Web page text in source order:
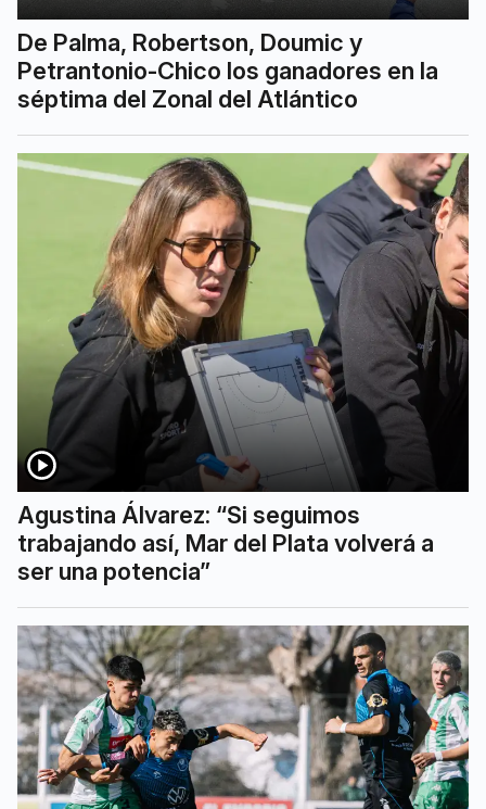
De Palma, Robertson, Doumic y
Petrantonio-Chico los ganadores en la
séptima del Zonal del Atlántico
Agustina Álvarez: “Si seguimos
trabajando así, Mar del Plata volverá a
ser una potencia”